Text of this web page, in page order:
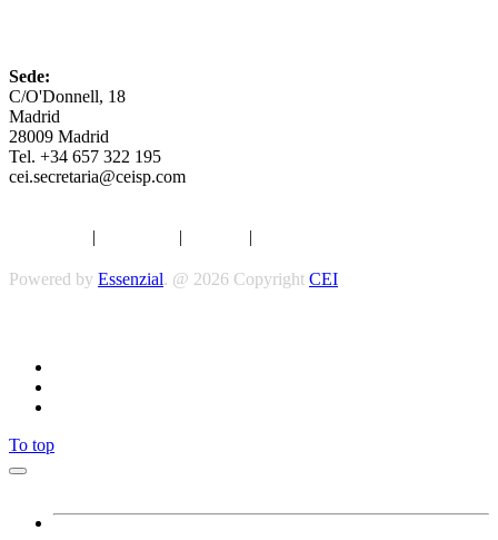
Sede:
C/O'Donnell, 18
Madrid
28009 Madrid
Tel. +34 657 322 195
cei.secretaria@ceisp.com
| | |
Powered by Essenzial. @ 2026 Copyright CEI
To top